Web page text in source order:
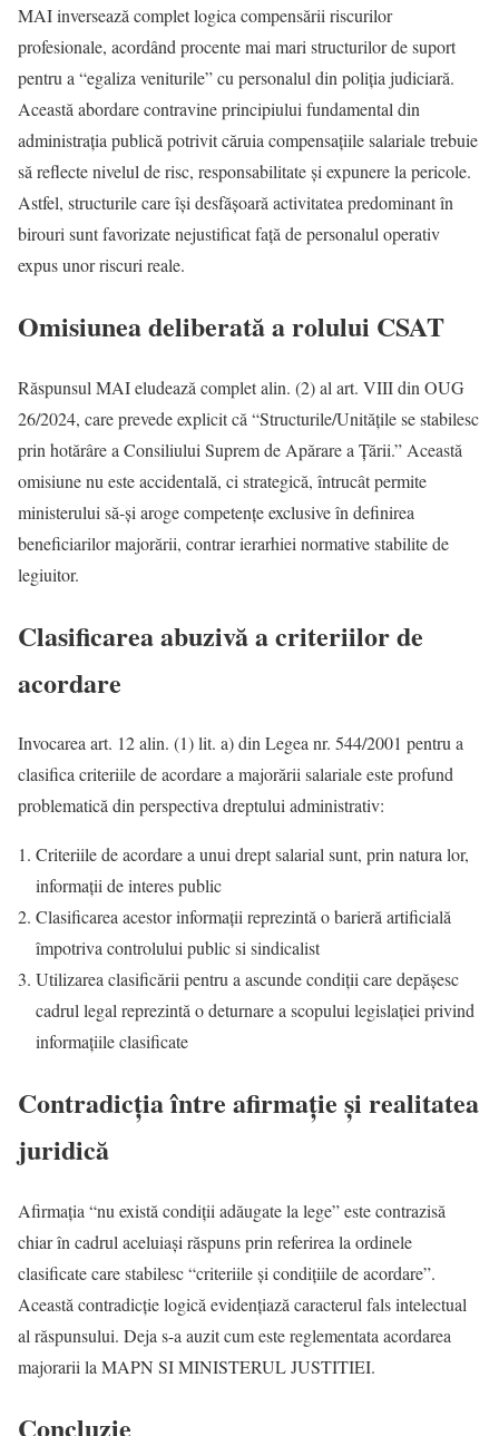
MAI inversează complet logica compensării riscurilor
profesionale, acordând procente mai mari structurilor de suport
pentru a “egaliza veniturile” cu personalul din poliția judiciară.
Această abordare contravine principiului fundamental din
administrația publică potrivit căruia compensațiile salariale trebuie
să reflecte nivelul de risc, responsabilitate și expunere la pericole.
Astfel, structurile care își desfășoară activitatea predominant în
birouri sunt favorizate nejustificat față de personalul operativ
expus unor riscuri reale.
Omisiunea deliberată a rolului CSAT
Răspunsul MAI eludează complet alin. (2) al art. VIII din OUG
26/2024, care prevede explicit că “Structurile/Unitățile se stabilesc
prin hotărâre a Consiliului Suprem de Apărare a Țării.” Această
omisiune nu este accidentală, ci strategică, întrucât permite
ministerului să-și aroge competențe exclusive în definirea
beneficiarilor majorării, contrar ierarhiei normative stabilite de
legiuitor.
Clasificarea abuzivă a criteriilor de
acordare
Invocarea art. 12 alin. (1) lit. a) din Legea nr. 544/2001 pentru a
clasifica criteriile de acordare a majorării salariale este profund
problematică din perspectiva dreptului administrativ:
Criteriile de acordare a unui drept salarial sunt, prin natura lor,
informații de interes public
Clasificarea acestor informații reprezintă o barieră artificială
împotriva controlului public si sindicalist
Utilizarea clasificării pentru a ascunde condiții care depășesc
cadrul legal reprezintă o deturnare a scopului legislației privind
informațiile clasificate
Contradicția între afirmație și realitatea
juridică
Afirmația “nu există condiții adăugate la lege” este contrazisă
chiar în cadrul aceluiași răspuns prin referirea la ordinele
clasificate care stabilesc “criteriile și condițiile de acordare”.
Această contradicție logică evidențiază caracterul fals intelectual
al răspunsului. Deja s-a auzit cum este reglementata acordarea
majorarii la MAPN SI MINISTERUL JUSTITIEI.
Concluzie